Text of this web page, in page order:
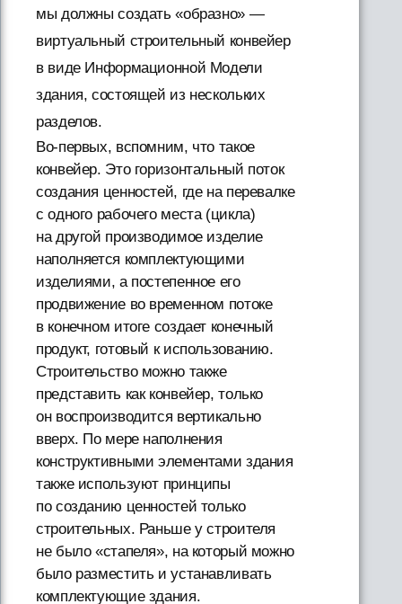
мы должны создать «образно» —
виртуальный строительный конвейер
в виде Информационной Модели
здания, состоящей из нескольких
разделов.
Во-первых, вспомним, что такое
конвейер. Это горизонтальный поток
создания ценностей, где на перевалке
с одного рабочего места (цикла)
на другой производимое изделие
наполняется комплектующими
изделиями, а постепенное его
продвижение во временном потоке
в конечном итоге создает конечный
продукт, готовый к использованию.
Строительство можно также
представить как конвейер, только
он воспроизводится вертикально
вверх. По мере наполнения
конструктивными элементами здания
также используют принципы
по созданию ценностей только
строительных. Раньше у строителя
не было «стапеля», на который можно
было разместить и устанавливать
комплектующие здания.